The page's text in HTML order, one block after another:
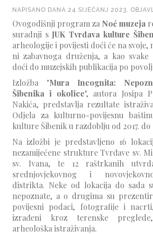
NAPISANO DANA 24 SIJEČANJ 2023.
Ovogodišnji program za Noć muzeja
suradnji s JUK Tvrđava kulture
arheologije i povijesti doći će na svoje,
ni zabavnoga druženja, a kao svake
doći do muzejskih publikacija po
Izložba "Mura Incognita:
Šibenika i okolice", autora Josipa
Nakića, predstavlja rezultate
Odjela za kulturno-povijesnu
kulture Šibenik u razdoblju od 2017. do
Na izložbi je predstavljeno 16
nezamijećene strukture Tvrđave sv.
sv. Ivana, te 12 raštrkanih
srednjovjekovnog i
distrikta. Neke od lokacija do sada
nepoznate, a o drugima su
povijesni podaci, fotografije i
izrađeni kroz terenske
arheološka istraživanja.